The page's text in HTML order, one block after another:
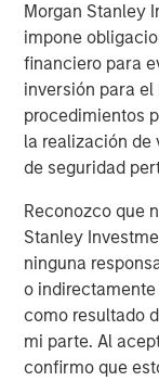
Morgan Stanley
impone
financiero para
inversión para
procedimientos
la realización
de seguridad
Reconozco que
Stanley
ninguna
o
como resultado
mi parte. Al
confirmo que
High Yield and
High yield
and record
posting $29.9B
total.3Dispersion
reflecting broad
Agency
as Banks
Agency MBS, as
Mortgage
outperforming
holdings rose
remained solid,